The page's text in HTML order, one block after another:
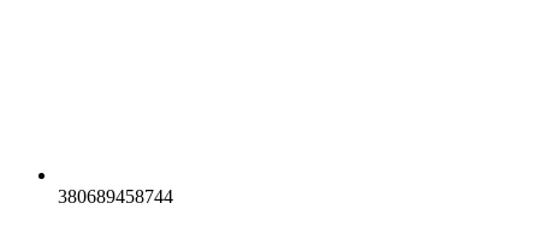
380689458744